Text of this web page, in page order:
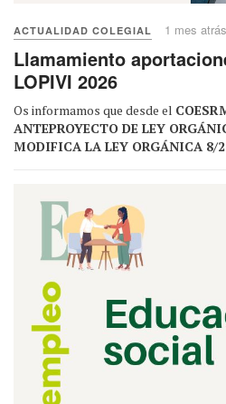
ACTUALIDAD COLEGIAL 1 mes atrás
Llamamiento
LOPIVI 2026
Os informamos que desde el
ANTEPROYECTO DE LEY
MODIFICA LA LEY ORGÁNICA 8/